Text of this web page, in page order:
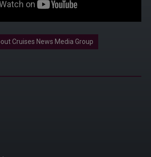
Cruises News Media Group